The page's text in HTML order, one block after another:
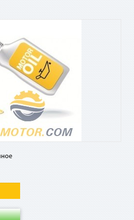
по сервису и оставшуюся
досрочно погасить кредит
комиссии, страховки и т.
по сервису списывается в счет
комиссия 4% от суммы
кредитного лимита. Никаких
по сервису нет.
комиссия по «Мгновенной
досрочного погашения?
взимается 2,9% от общей